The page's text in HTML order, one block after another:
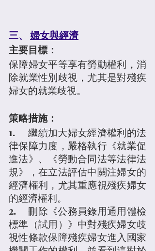
三、 婦女與經濟
主要目標：
保障婦女平等享有勞動權利，消
除就業性別歧視，尤其是對殘疾
婦女的就業歧視。
策略措施：
1.	繼續加大婦女經濟權利的法
律保障力度，嚴格執行《就業促
進法》、《勞動合同法等法律法
規》，在立法評估中關注婦女的
經濟權利，尤其重應視殘疾婦女
的經濟權利。
2.	刪除《公務員錄用通用體檢
標準（試用）》中對殘疾婦女歧
視性條款保障殘疾婦女進入國家